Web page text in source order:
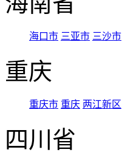
海口市 三亚市 三沙市
重庆
重庆市 重庆 两江新区
四川省